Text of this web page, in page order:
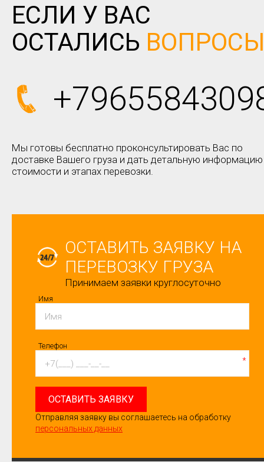
ЕСЛИ У ВАС
ОСТАЛИСЬ
Мы готовы бесплатно проконсультировать Вас по
доставке Вашего груза и дать детальную
стоимости и этапах перевозки.
ОСТАВИТЬ ЗАЯВКУ НА
ПЕРЕВОЗКУ ГРУЗА
Принимаем заявки круглосуточно
Имя
Телефон
*
ОСТАВИТЬ ЗАЯВКУ
Отправляя заявку вы соглашаетесь на обработку
персональных данных